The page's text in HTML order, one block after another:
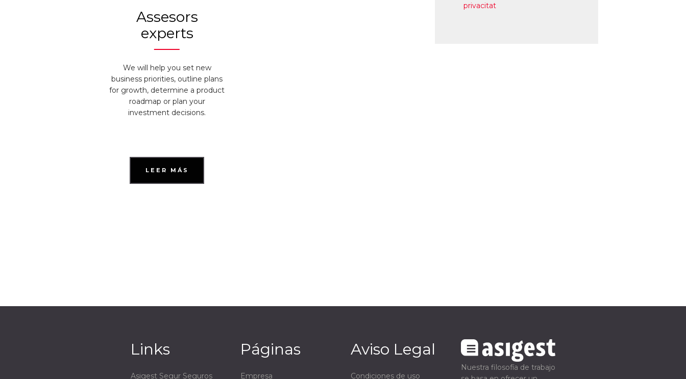
Assesors
experts
We will help you set new
business priorities, outline plans
for growth, determine a product
roadmap or plan your
investment decisions.
LEER MÁS
privacitat
Links
Asigest Segur Seguros
Páginas
Empresa
Aviso Legal
Condiciones de uso
Nuestra filosofía de trabajo